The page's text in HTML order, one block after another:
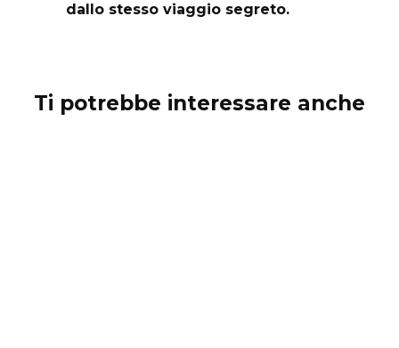
dallo stesso viaggio segreto.
Ti potrebbe interessare anche